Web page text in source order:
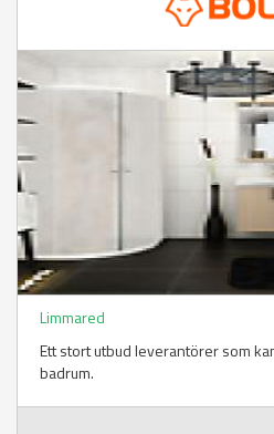
Limmared
Ett stort utbud leverantörer som
badrum.